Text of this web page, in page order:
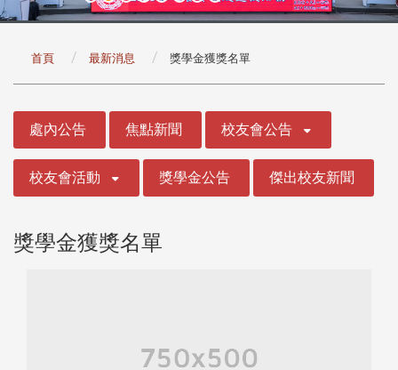
首頁 最新消息 獎學金獲獎名單
處內公告 焦點新聞 校友會公告
校友會活動 獎學金公告 傑出校友新聞
獎學金獲獎名單